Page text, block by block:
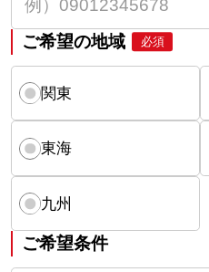
ご希望の地域 必須
関東
東海
九州
ご希望条件